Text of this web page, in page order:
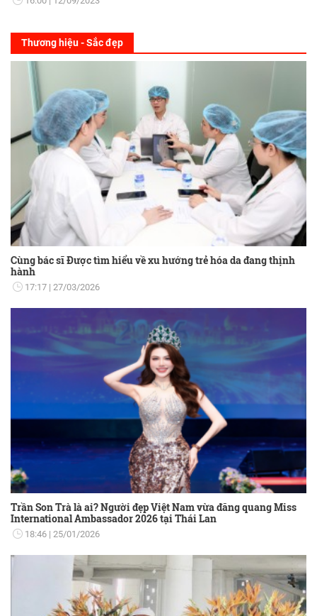
Thương hiệu - Sắc đẹp
Cùng bác sĩ Được tìm hiểu về xu hướng trẻ hóa da đang thịnh
hành
17:17 27/03/2026
Trần Son Trà là ai? Người đẹp Việt Nam vừa đăng quang Miss
International Ambassador 2026 tại Thái Lan
18:46 25/01/2026